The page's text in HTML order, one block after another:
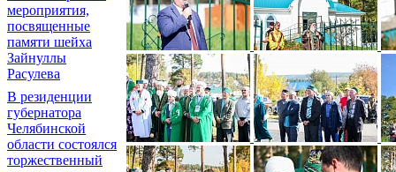
мероприятия,
посвященные
памяти шейха
Зайнуллы
Расулева
В резиденции
губернатора
Челябинской
области состоялся
торжественный